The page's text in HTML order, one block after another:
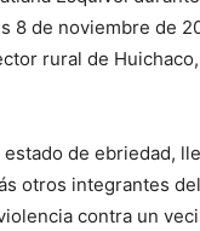
8 de noviembre de
rural de Huichaco,
de ebriedad,
otros integrantes
contra un